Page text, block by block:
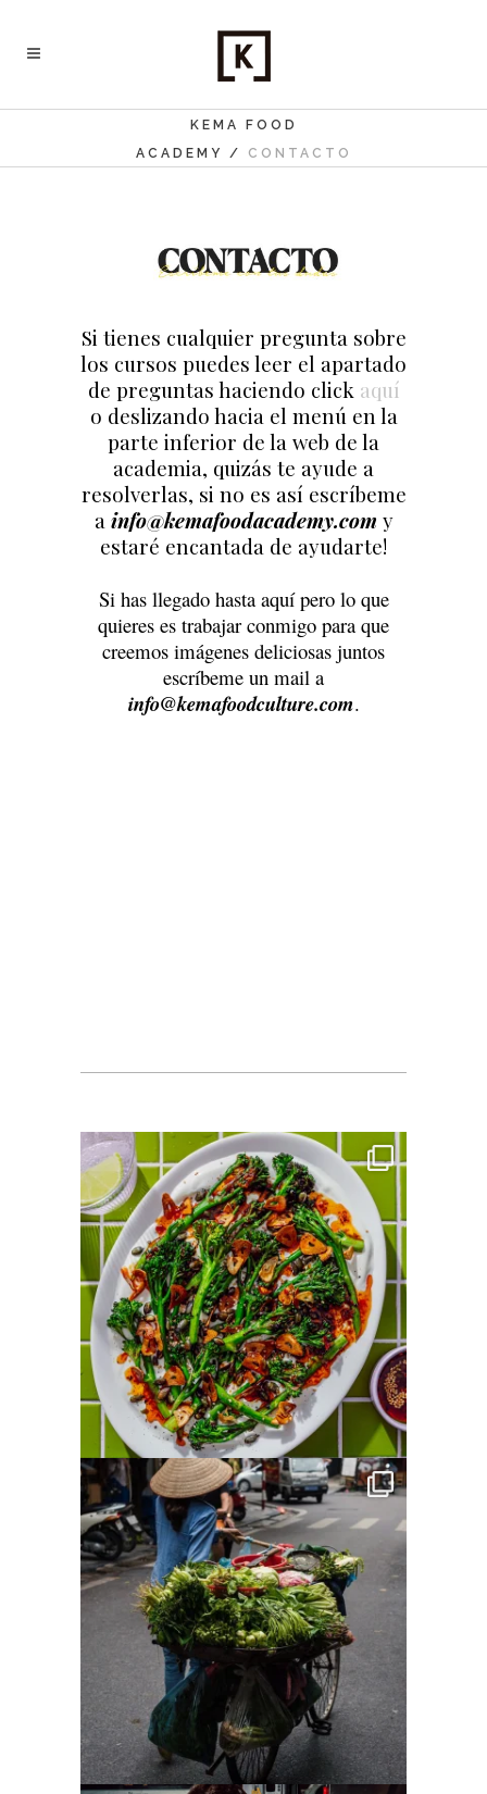
KEMA FOOD
ACADEMY
/ CONTACTO
Si tienes cualquier pregunta sobre
los cursos puedes leer el apartado
de preguntas haciendo click aquí
o deslizando hacia el menú en la
parte inferior de la web de la
academia, quizás te ayude a
resolverlas, si no es así escríbeme
a info@kemafoodacademy.com y
estaré encantada de ayudarte!
Si has llegado hasta aquí pero lo que
quieres es trabajar conmigo para que
creemos imágenes deliciosas juntos
escríbeme un mail a
info@kemafoodculture.com.